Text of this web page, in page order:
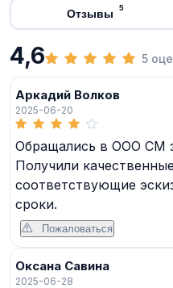
Отзывы 5
4,6 5
Аркадий Волков
2025-06-20
Обращались в ООО СМ
Получили
соответствующие
сроки.
Пожаловаться
Оксана Савина
2025-06-28